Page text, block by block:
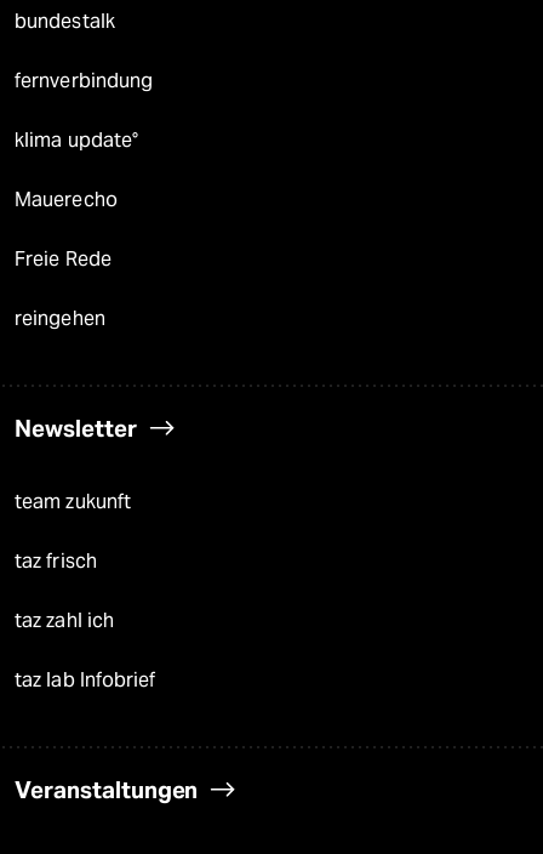
bundestalk
fernverbindung
klima update°
Mauerecho
Freie Rede
reingehen
Newsletter
team zukunft
taz frisch
taz zahl ich
taz lab Infobrief
Veranstaltungen